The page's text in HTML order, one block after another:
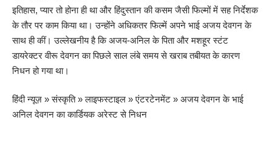
इतिहास, प्यार तो होना ही था और हिंदुस्तान की कसम जैसी फिल्मों में सह निर्देशक
के तौर पर काम किया था। उन्होंने अधिकतर फिल्में अपने भाई अजय देवगन के
साथ ही कीं। उल्लेखनीय है कि अजय-अनिल के पिता और मशहूर स्टंट
डायरेक्टर वीरू देवगन का पिछले साल लंबे समय से खराब तबीयत के कारण
निधन हो गया था।
हिंदी न्यूज़ »संस्कृति»लाइफस्टाइल »एंटरटेनमेंट » अजय देवगन के भाई
अनिल देवगन का कार्डियक अरेस्ट से निधन